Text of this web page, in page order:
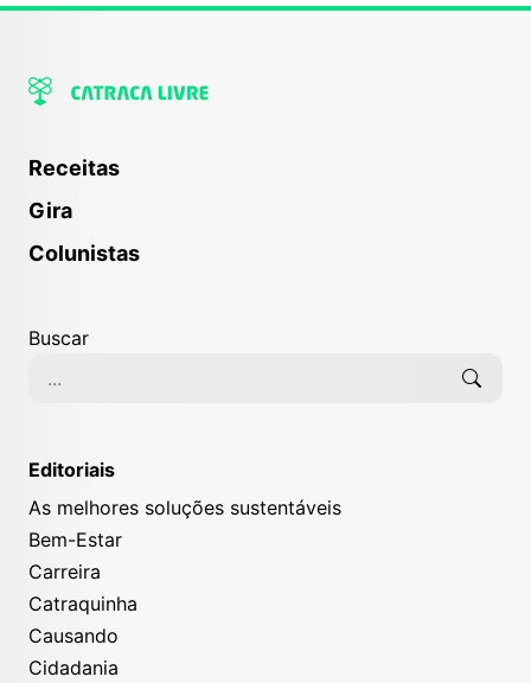
Receitas
Gira
Colunistas
Buscar
Editoriais
As melhores soluções sustentáveis
Bem-Estar
Carreira
Catraquinha
Causando
Cidadania